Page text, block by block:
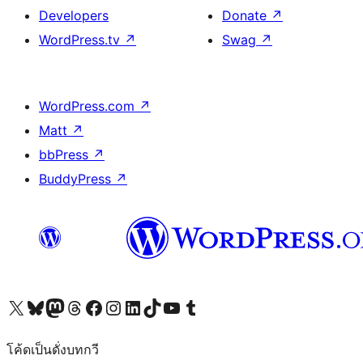
Developers
WordPress.tv ↗
Donate ↗
Swag ↗
WordPress.com ↗
Matt ↗
bbPress ↗
BuddyPress ↗
Visit our X (formerly Twitter) account
Visit our Bluesky account
Visit our Mastodon account
Visit our Threads account
Visit our Facebook page
Visit our Instagram account
Visit our LinkedIn account
Visit our TikTok account
Visit our YouTube channel
Visit our Tumblr account
โค้ดเป็นดั่งบทกวี